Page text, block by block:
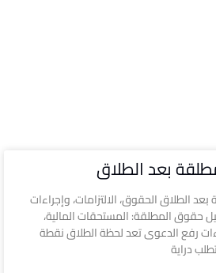
بعد الطلاق
الطلاق الحقوق، الالتزامات، وإجراءات
حقوق المطلقة: المستحقات المالية،
رفع الدعوى تعد لحظة الطلاق نقطة
دراية